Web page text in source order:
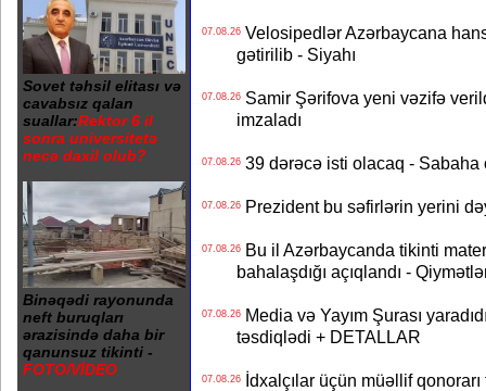
Sovet təhsil elitası və
cavabsız qalan
suallar:Rektor 6 il
sonra universitetə
necə daxil olub?
Binəqədi rayonunda
neft buruqları
ərazisində daha bir
qanunsuz tikinti -
FOTO/VİDEO
07.08.26Velosipedlər Azərbaycana
gətirilib - Siyahı
07.08.26Samir Şərifova yeni vəzifə
imzaladı
07.08.2639 dərəcə isti olacaq - Sabaha
07.08.26Prezident bu səfirlərin yerini
07.08.26Bu il Azərbaycanda tikinti
bahalaşdığı açıqlandı -
07.08.26Media və Yayım Şurası
təsdiqlədi + DETALLAR
07.08.26İdxalçılar üçün müəllif